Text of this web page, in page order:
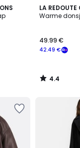
LA
Warme
42.49 €
49.99 €
4.4
/ 5
4.4
/